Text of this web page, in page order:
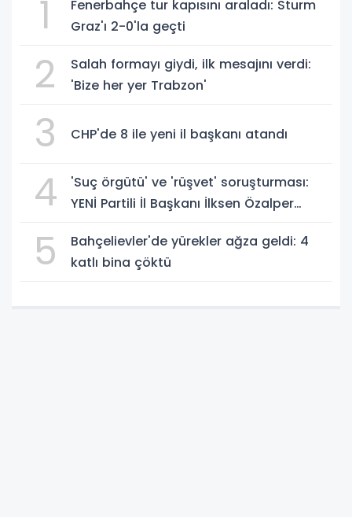
1
Fenerbahçe tur kapısını araladı: Sturm
Graz'ı 2-0'la geçti
2
Salah formayı giydi, ilk mesajını verdi:
'Bize her yer Trabzon'
3 CHP'de 8 ile yeni il başkanı atandı
4
'Suç örgütü' ve 'rüşvet' soruşturması:
YENİ Partili İl Başkanı İlksen Özalper
5
Bahçelievler'de yürekler ağza geldi: 4
katlı bina çöktü